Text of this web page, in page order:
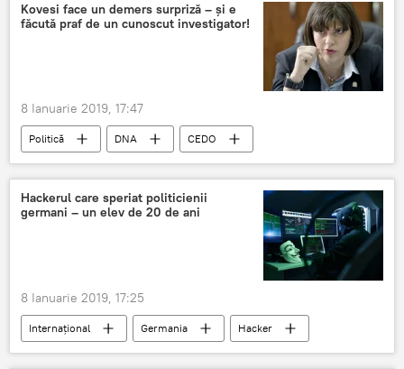
Kovesi face un demers surpriză – și e
făcută praf de un cunoscut investigator!
8 Ianuarie 2019, 17:47
Politică DNA
CEDO
Laura Codruța Kovesi
Hackerul care speriat politicienii
germani – un elev de 20 de ani
8 Ianuarie 2019, 17:25
Internaţional Germania Hacker